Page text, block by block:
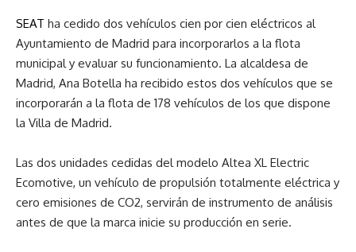
SEAT ha cedido dos vehículos cien por cien eléctricos al
Ayuntamiento de Madrid para incorporarlos a la flota
municipal y evaluar su funcionamiento. La alcaldesa de
Madrid, Ana Botella ha recibido estos dos vehículos que se
incorporarán a la flota de 178 vehículos de los que dispone
la Villa de Madrid.
Las dos unidades cedidas del modelo Altea XL Electric
Ecomotive, un vehículo de propulsión totalmente eléctrica y
cero emisiones de CO2, servirán de instrumento de análisis
antes de que la marca inicie su producción en serie.